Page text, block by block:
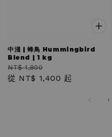
中淺 | 蜂鳥 Hummingbird
Blend | 1 kg
Regular
price
NT$ 1,800
price
從 NT$ 1,400 起
1